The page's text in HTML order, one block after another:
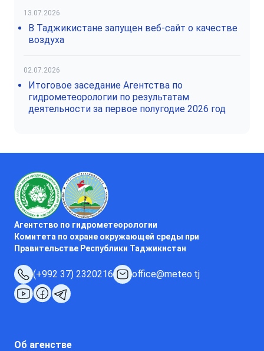
13.07.2026
В Таджикистане запущен веб-сайт о качестве
воздуха
02.07.2026
Итоговое заседание Агентства по
гидрометеорологии по результатам
деятельности за первое полугодие 2026 год
Агентство по гидрометеорологии
Комитета по охране окружающей среды при
Правительстве Республики Таджикистан
(+992 37) 2320216 office@meteo.tj
Об агенстве